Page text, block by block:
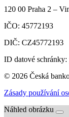
120 00 Praha 2 –
IČO: 45772193
DIČ: CZ45772193
ID datové
© 2026 Česká
Zásady používání
Náhled obrázku